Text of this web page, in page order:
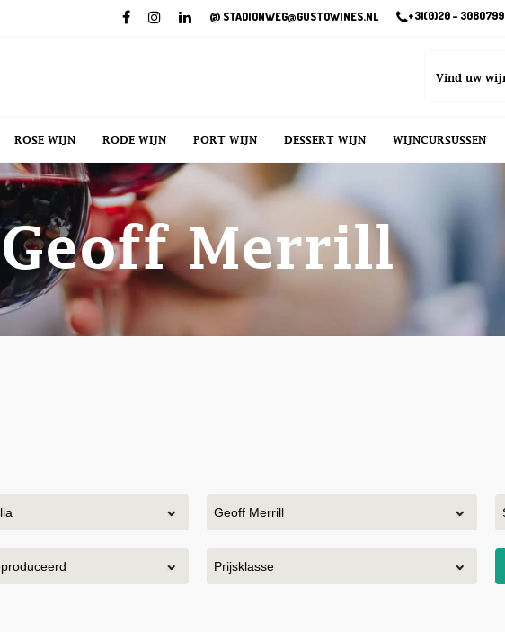
@ STADIONWEG@GUSTOWINES.NL +31(0)20 – 3080799
ROSE WIJN RODE WIJN PORT WIJN DESSERT WIJN WIJNCURSUSSEN
Geoff Merrill